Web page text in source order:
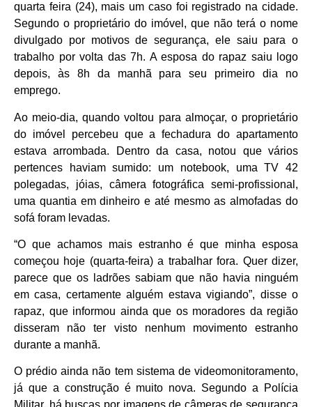
quarta feira (24), mais um caso foi registrado na cidade.
Segundo o proprietário do imóvel, que não terá o nome
divulgado por motivos de segurança, ele saiu para o
trabalho por volta das 7h. A esposa do rapaz saiu logo
depois, às 8h da manhã para seu primeiro dia no
emprego.
Ao meio-dia, quando voltou para almoçar, o proprietário
do imóvel percebeu que a fechadura do apartamento
estava arrombada. Dentro da casa, notou que vários
pertences haviam sumido: um notebook, uma TV 42
polegadas, jóias, câmera fotográfica semi-profissional,
uma quantia em dinheiro e até mesmo as almofadas do
sofá foram levadas.
“O que achamos mais estranho é que minha esposa
começou hoje (quarta-feira) a trabalhar fora. Quer dizer,
parece que os ladrões sabiam que não havia ninguém
em casa, certamente alguém estava vigiando”, disse o
rapaz, que informou ainda que os moradores da região
disseram não ter visto nenhum movimento estranho
durante a manhã.
O prédio ainda não tem sistema de videomonitoramento,
já que a construção é muito nova. Segundo a Polícia